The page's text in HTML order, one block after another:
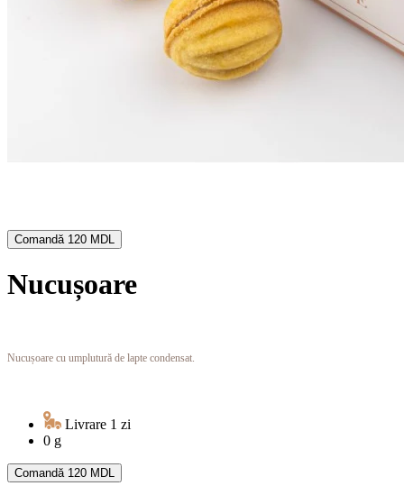
Comandă 120 MDL
Nucușoare
Nucușoare cu umplutură de lapte condensat.
Livrare 1 zi
0 g
Comandă 120 MDL